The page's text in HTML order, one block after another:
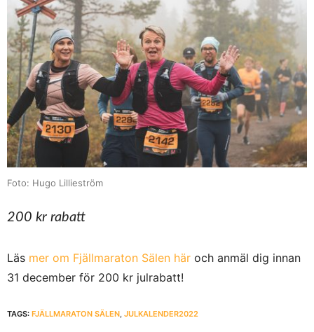
Foto: Hugo Lillieström
200 kr rabatt
Läs mer om Fjällmaraton Sälen här och anmäl dig innan
31 december för 200 kr julrabatt!
TAGS: FJÄLLMARATON SÄLEN, JULKALENDER2022